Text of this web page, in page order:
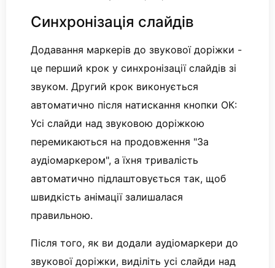
Синхронізація слайдів
Додавання маркерів до звукової доріжки -
це перший крок у синхронізації слайдів зі
звуком. Другий крок виконується
автоматично після натискання кнопки ОК:
Усі слайди над звуковою доріжкою
перемикаються на продовження "За
аудіомаркером", а їхня тривалість
автоматично підлаштовується так, щоб
швидкість анімації залишалася
правильною.
Після того, як ви додали аудіомаркери до
звукової доріжки, виділіть усі слайди над